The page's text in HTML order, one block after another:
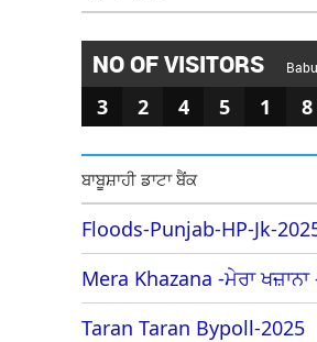
NO OF VISITORS
3 2 4 5 1 8
ਬਾਬੂਸ਼ਾਹੀ ਡਾਟਾ ਬੈਂਕ
Floods-Punjab-HP-Jk-
Mera Khazana -ਮੇਰਾ ਖਜ਼ਾਨਾ
Taran Taran Bypoll-2025